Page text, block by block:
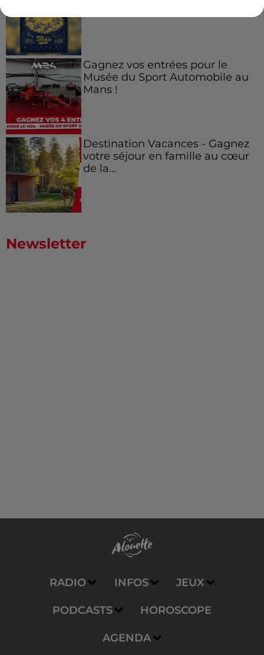
Gagnez vos entrées pour le
Musée du Sport Automobile au
Mans !
Destination Vacances - Gagnez
votre séjour en famille au cœur
de la...
Newsletter
RADIO INFOS JEUX
PODCASTS HOROSCOPE
AGENDA